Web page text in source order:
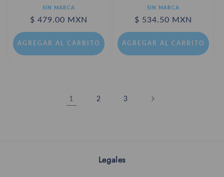
Proveedor:SIN MARCA
Precio
habitual
$ 479.00 MXN
AGREGAR AL CARRITO
Proveedor:SIN MARCA
Precio
habitual
$ 534.50 MXN
AGREGAR AL CARRITO
1 2 3
Legales